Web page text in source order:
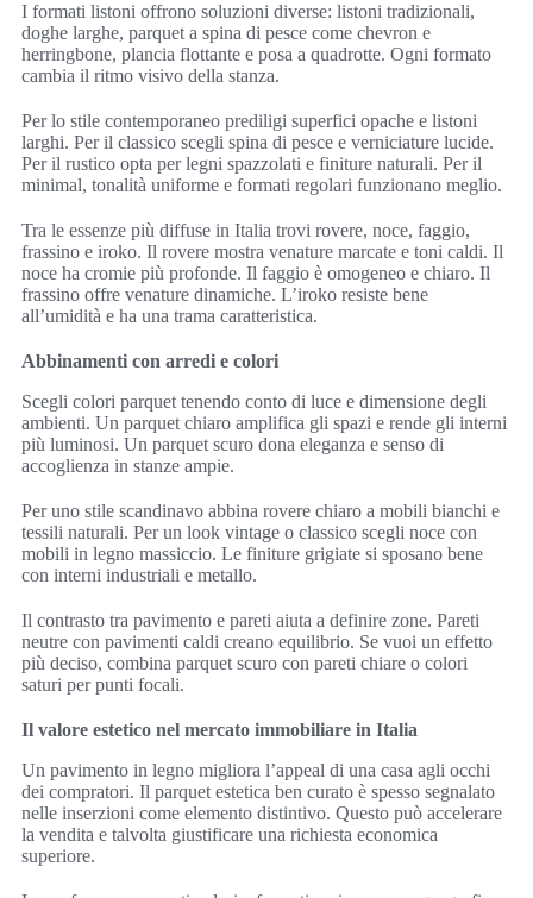
I formati listoni offrono soluzioni diverse: listoni tradizionali,
doghe larghe, parquet a spina di pesce come chevron e
herringbone, plancia flottante e posa a quadrotte. Ogni formato
cambia il ritmo visivo della stanza.
Per lo stile contemporaneo prediligi superfici opache e listoni
larghi. Per il classico scegli spina di pesce e verniciature lucide.
Per il rustico opta per legni spazzolati e finiture naturali. Per il
minimal, tonalità uniforme e formati regolari funzionano meglio.
Tra le essenze più diffuse in Italia trovi rovere, noce, faggio,
frassino e iroko. Il rovere mostra venature marcate e toni caldi. Il
noce ha cromie più profonde. Il faggio è omogeneo e chiaro. Il
frassino offre venature dinamiche. L’iroko resiste bene
all’umidità e ha una trama caratteristica.
Abbinamenti con arredi e colori
Scegli colori parquet tenendo conto di luce e dimensione degli
ambienti. Un parquet chiaro amplifica gli spazi e rende gli interni
più luminosi. Un parquet scuro dona eleganza e senso di
accoglienza in stanze ampie.
Per uno stile scandinavo abbina rovere chiaro a mobili bianchi e
tessili naturali. Per un look vintage o classico scegli noce con
mobili in legno massiccio. Le finiture grigiate si sposano bene
con interni industriali e metallo.
Il contrasto tra pavimento e pareti aiuta a definire zone. Pareti
neutre con pavimenti caldi creano equilibrio. Se vuoi un effetto
più deciso, combina parquet scuro con pareti chiare o colori
saturi per punti focali.
Il valore estetico nel mercato immobiliare in Italia
Un pavimento in legno migliora l’appeal di una casa agli occhi
dei compratori. Il parquet estetica ben curato è spesso segnalato
nelle inserzioni come elemento distintivo. Questo può accelerare
la vendita e talvolta giustificare una richiesta economica
superiore.